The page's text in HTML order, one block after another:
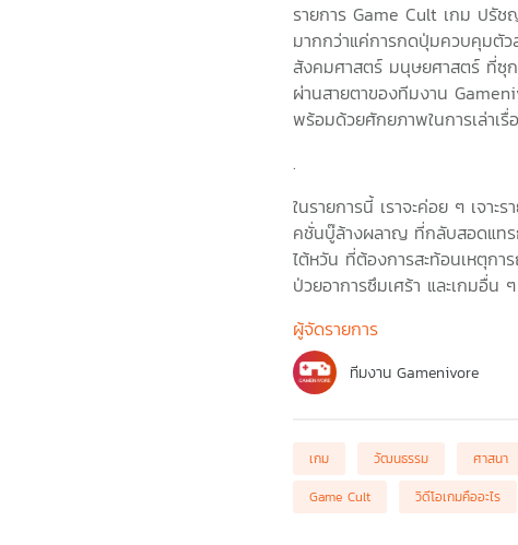
รายการ Game Cult เกม ปรั
มากกว่าแค่การกดปุ่มควบคุมตัว
สังคมศาสตร์ มนุษยศาสตร์ ที่ซุก
ผ่านสายตาของทีมงาน
พร้อมด้วยศักยภาพในการเล่าเรื่
.
ในรายการนี้ เราจะค่อย ๆ เจาะ
คชั่นบู๊ล้างผลาญ ที่กลับสอดแท
ไต้หวัน ที่ต้องการสะท้อนเหตุก
ป่วยอาการซึมเศร้า และเกมอื่น
ผู้จัดรายการ
ทีมงาน Gamenivore
เกม วัฒนธรรม ศาสนา
Game Cult
วิดีโอเกมคืออะไร